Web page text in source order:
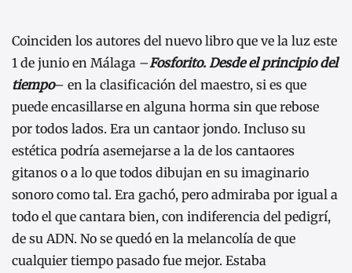
Coinciden los autores del nuevo libro que ve la luz este
1 de junio en Málaga –Fosforito. Desde el principio del
tiempo– en la clasificación del maestro, si es que
puede encasillarse en alguna horma sin que rebose
por todos lados. Era un cantaor jondo. Incluso su
estética podría asemejarse a la de los cantaores
gitanos o a lo que todos dibujan en su imaginario
sonoro como tal. Era gachó, pero admiraba por igual a
todo el que cantara bien, con indiferencia del pedigrí,
de su ADN. No se quedó en la melancolía de que
cualquier tiempo pasado fue mejor. Estaba